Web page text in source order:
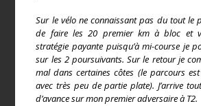
Sur le vélo ne connaissant pas du tout le
de faire les 20 premier km à bloc et
stratégie payante puisqu’à mi-course je
sur les 2 poursuivants. Sur le retour je
mal dans certaines côtes (le parcours
avec très peu de partie plate). J’arrive
d’avance sur mon premier adversaire à T2.